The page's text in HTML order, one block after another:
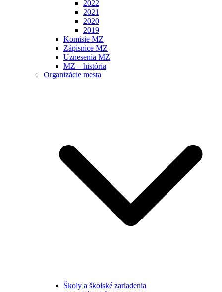
2022
2021
2020
2019
Komisie MZ
Zápisnice MZ
Uznesenia MZ
MZ – história
Organizácie mesta
Školy a školské zariadenia